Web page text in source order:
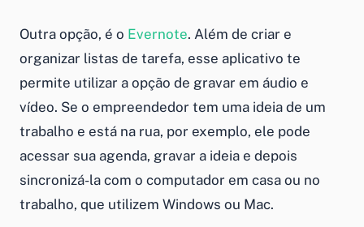
Outra opção, é o Evernote. Além de criar e
organizar listas de tarefa, esse aplicativo te
permite utilizar a opção de gravar em áudio e
vídeo. Se o empreendedor tem uma ideia de um
trabalho e está na rua, por exemplo, ele pode
acessar sua agenda, gravar a ideia e depois
sincronizá-la com o computador em casa ou no
trabalho, que utilizem Windows ou Mac.